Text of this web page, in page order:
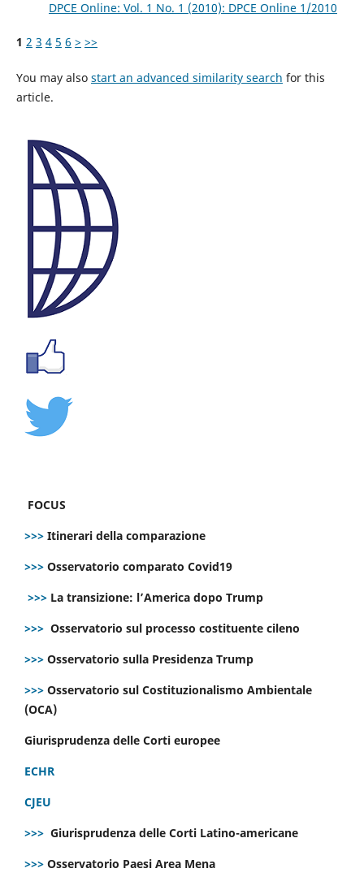
DPCE Online: Vol. 1 No. 1 (2010): DPCE Online 1/2010
1 2 3 4 5 6 > >>
You may also start an advanced similarity search for this
article.
FOCUS
>>> Itinerari della comparazione
>>> Osservatorio comparato Covid19
>>> La transizione: l’America dopo Trump
>>> Osservatorio sul processo costituente cileno
>>> Osservatorio sulla Presidenza Trump
>>> Osservatorio sul Costituzionalismo Ambientale
(OCA)
Giurisprudenza delle Corti europee
ECHR
CJEU
>>> Giurisprudenza delle Corti Latino-americane
>>> Osservatorio Paesi Area Mena